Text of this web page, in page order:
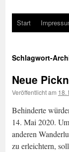
Start
Schlagwort-
Neue
Veröffentlicht am 18.
Behinderte
14. Mai 2020.
anderen
zu erleichtern,